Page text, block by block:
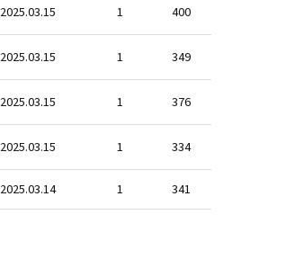
2025.03.15 1 400
2025.03.15 1 349
2025.03.15 1 376
2025.03.15 1 334
2025.03.14 1 341